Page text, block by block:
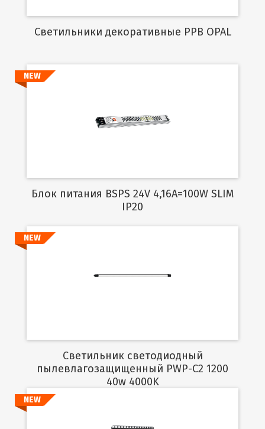
Cветильники декоративные PPB OPAL
Подробнее
NEW
Блок питания BSPS 24V 4,16A=100W SLIM
IP20
NEW
Светильник светодиодный
пылевлагозащищенный PWP-C2 1200
40w 4000K
NEW